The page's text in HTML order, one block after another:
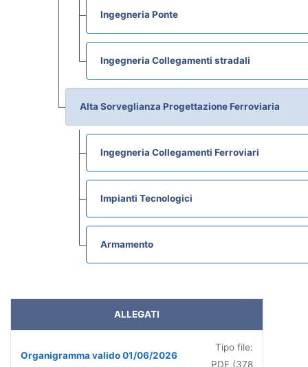
Ingegneria Ponte
Ingegneria Collegamenti stradali
Alta Sorveglianza Progettazione Ferroviaria
Ingegneria Collegamenti Ferroviari
Impianti Tecnologici
Armamento
ALLEGATI
Organigramma valido 01/06/2026
Tipo file:
PDF (378